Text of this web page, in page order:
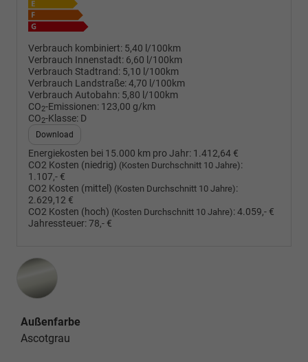
Verbrauch kombiniert: 5,40 l/100km
Verbrauch Innenstadt: 6,60 l/100km
Verbrauch Stadtrand: 5,10 l/100km
Verbrauch Landstraße:4,70 l/100km
Verbrauch Autobahn: 5,80 l/100km
CO2-Emissionen: 123,00 g/km
CO2-Klasse: D
Download
Energiekosten bei 15.000 km pro Jahr: 1.412,64 €
CO2 Kosten (niedrig) (Kosten Durchschnitt 10 Jahre):
1.107,- €
CO2 Kosten (mittel) (Kosten Durchschnitt 10 Jahre):
2.629,12 €
CO2 Kosten (hoch) (Kosten Durchschnitt 10 Jahre):4.059,- €
Jahressteuer:78,- €
Außenfarbe
Ascotgrau